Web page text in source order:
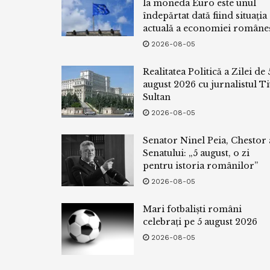
la moneda Euro este unul
îndepărtat dată fiind situația
actuală a economiei
2026-08-05
Realitatea Politică a Zilei de
august 2026 cu jurnalistul
Sultan
2026-08-05
Senator Ninel Peia, Chestor
Senatului: „5 august, o zi
pentru istoria românilor”
2026-08-05
Mari fotbaliști români
celebrați pe 5 august 2026
2026-08-05